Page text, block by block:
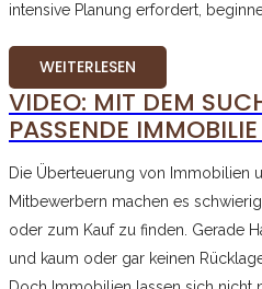
intensive Planung erfordert,
WEITERLESEN
VIDEO: MIT DEM
PASSENDE
Die Überteuerung von Immobilien
Mitbewerbern machen es
oder zum Kauf zu finden. Gerade
und kaum oder gar keinen